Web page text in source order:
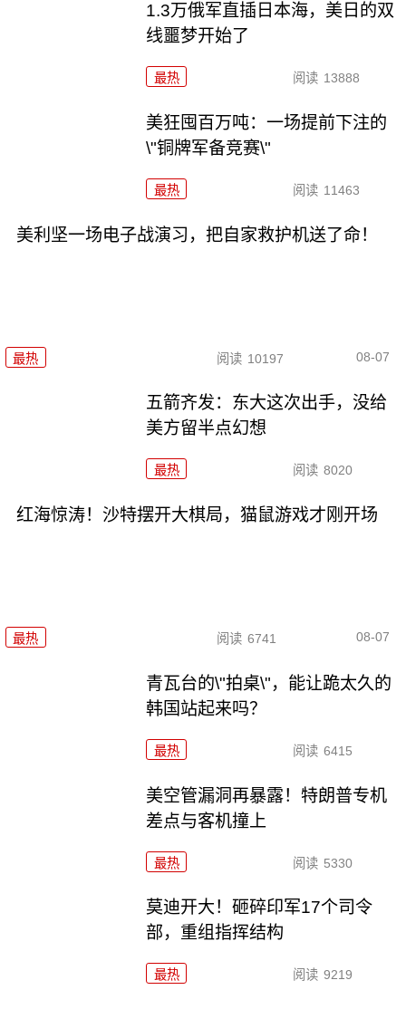
1.3万俄军直插日本海，美日的双
线噩梦开始了
最热 阅读 13888
美狂囤百万吨：一场提前下注的
\"铜牌军备竞赛\"
最热 阅读 11463
美利坚一场电子战演习，把自家救护机送了命！
最热 阅读 10197 08-07
五箭齐发：东大这次出手，没给
美方留半点幻想
最热 阅读 8020
红海惊涛！沙特摆开大棋局，猫鼠游戏才刚开场
最热 阅读 6741 08-07
青瓦台的\"拍桌\"，能让跪太久的
韩国站起来吗？
最热 阅读 6415
美空管漏洞再暴露！特朗普专机
差点与客机撞上
最热 阅读 5330
莫迪开大！砸碎印军17个司令
部，重组指挥结构
最热 阅读 9219